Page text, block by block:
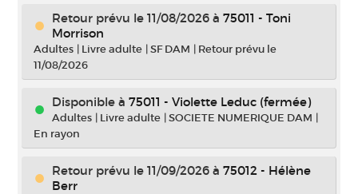
Retour prévu le 11/08/2026 à 75011 - Toni
Morrison
Adultes | Livre adulte |SF DAM | Retour prévu le
11/08/2026
Disponible à 75011 - Violette Leduc (fermée)
Adultes | Livre adulte |SOCIETE NUMERIQUE DAM |
En rayon
Retour prévu le 11/09/2026 à 75012 - Hélène
Berr